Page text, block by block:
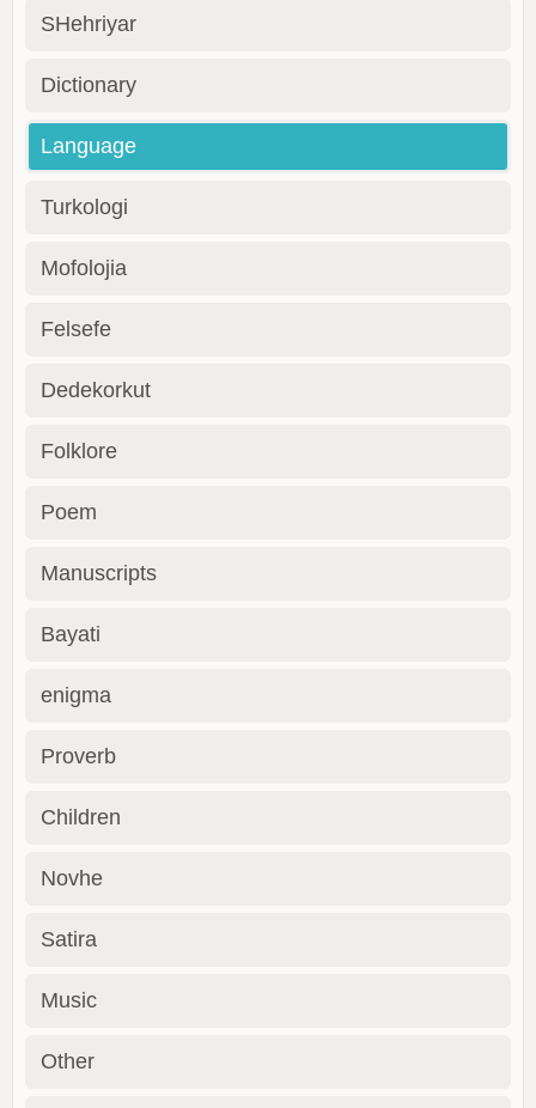
SHehriyar
Dictionary
Language
Turkologi
Mofolojia
Felsefe
Dedekorkut
Folklore
Poem
Manuscripts
Bayati
enigma
Proverb
Children
Novhe
Satira
Music
Other